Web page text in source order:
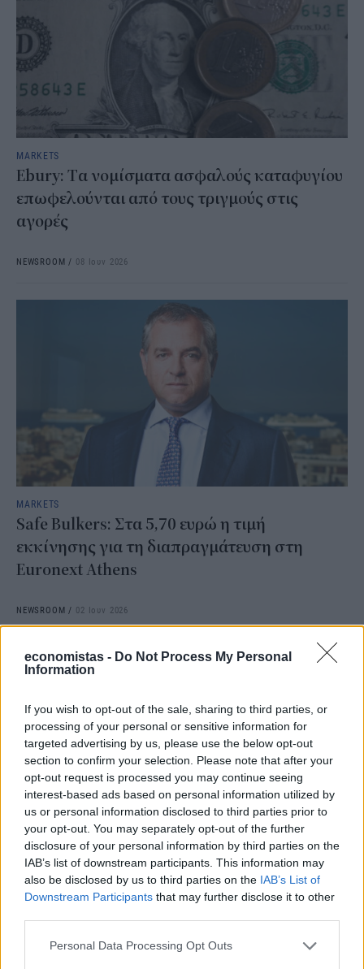
economistas - Do Not Process My Personal
Information
If you wish to opt-out of the sale, sharing to third parties, or
processing of your personal or sensitive information for
targeted advertising by us, please use the below opt-out
section to confirm your selection. Please note that after your
opt-out request is processed you may continue seeing
interest-based ads based on personal information utilized by
us or personal information disclosed to third parties prior to
your opt-out. You may separately opt-out of the further
disclosure of your personal information by third parties on the
IAB’s list of downstream participants. This information may
also be disclosed by us to third parties on the IAB’s List of
Downstream Participants that may further disclose it to other
Personal Data Processing Opt Outs
MARKETS
Ebury: Tα νομίσματα ασφαλούς καταφυγίου
επωφελούνται από τους τριγμούς στις
αγορές
NEWSROOM / 08 Ιουν 2026
MARKETS
Safe Bulkers: Στα 5,70 ευρώ η τιμή
εκκίνησης για τη διαπραγμάτευση στη
Euronext Athens
NEWSROOM / 02 Ιουν 2026
MARKETS
Euronext Athens: Άντληση κεφαλαίων σε
επίπεδα ρεκόρ 5ετίας από τις εισηγμένες το
2026